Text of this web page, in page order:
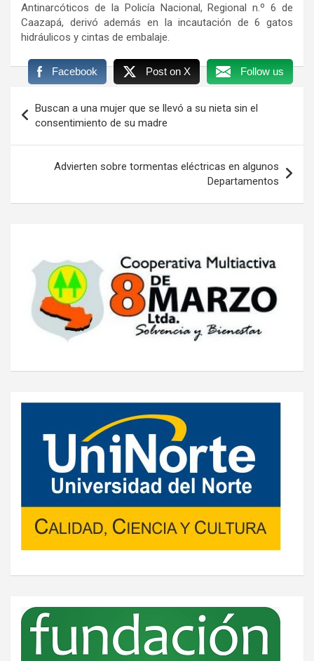
Antinarcóticos de la Policía Nacional, Regional n.º 6 de
Caazapá, derivó además en la incautación de 6 gatos
hidráulicos y cintas de embalaje.
Facebook Post on X Follow us
de
entradas
Buscan a una mujer que se llevó a su nieta sin el
consentimiento de su madre
Advierten sobre tormentas eléctricas en algunos
Departamentos